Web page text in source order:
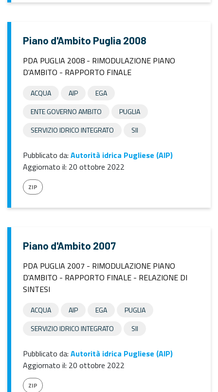
Piano d'Ambito Puglia 2008
PDA PUGLIA 2008 - RIMODULAZIONE PIANO
D'AMBITO - RAPPORTO FINALE
ACQUA AIP
EGA
ENTE GOVERNO AMBITO
PUGLIA
SERVIZIO IDRICO INTEGRATO
SII
Pubblicato da: Autorità idrica Pugliese (AIP)
Aggiornato il: 20 ottobre 2022
ZIP
Piano d'Ambito 2007
PDA PUGLIA 2007 - RIMODULAZIONE PIANO
D'AMBITO - RAPPORTO FINALE - RELAZIONE DI
SINTESI
ACQUA AIP EGA
PUGLIA
SERVIZIO IDRICO INTEGRATO
SII
Pubblicato da: Autorità idrica Pugliese (AIP)
Aggiornato il: 20 ottobre 2022
ZIP